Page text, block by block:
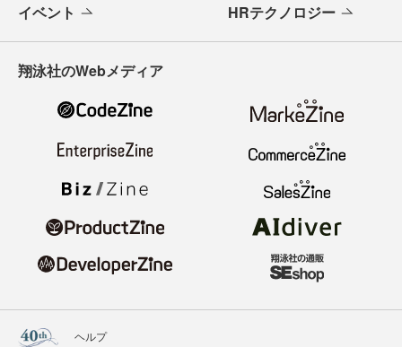
イベント HRテクノロジー
翔泳社のWebメディア
ヘルプ